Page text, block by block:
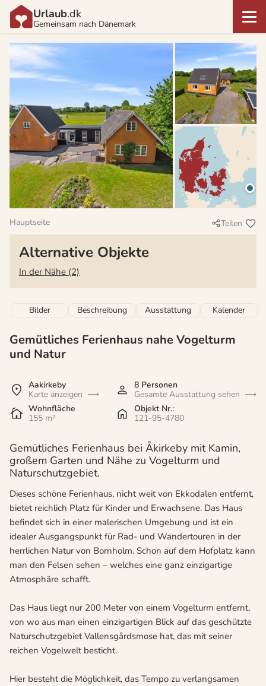
Urlaub.dk
Gemeinsam nach Dänemark
Hauptseite Teilen
Alternative Objekte
In der Nähe (2)
Bilder Beschreibung Ausstattung Kalender
Gemütliches Ferienhaus nahe Vogelturm
und Natur
Aakirkeby
Karte anzeigen
8 Personen
Gesamte Ausstattung sehen
Wohnfläche
155 m²
Objekt Nr.:
121-95-4780
Gemütliches Ferienhaus bei Åkirkeby mit Kamin,
großem Garten und Nähe zu Vogelturm und
Naturschutzgebiet.
Dieses schöne Ferienhaus, nicht weit von Ekkodalen entfernt,
bietet reichlich Platz für Kinder und Erwachsene. Das Haus
befindet sich in einer malerischen Umgebung und ist ein
idealer Ausgangspunkt für Rad- und Wandertouren in der
herrlichen Natur von Bornholm. Schon auf dem Hofplatz kann
man den Felsen sehen – welches eine ganz einzigartige
Atmosphäre schafft.
Das Haus liegt nur 200 Meter von einem Vogelturm entfernt,
von wo aus man einen einzigartigen Blick auf das geschützte
Naturschutzgebiet Vallensgårdsmose hat, das mit seiner
reichen Vogelwelt besticht.
Hier besteht die Möglichkeit, das Tempo zu verlangsamen